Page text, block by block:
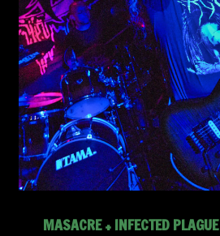
MASACRE + INFECTED